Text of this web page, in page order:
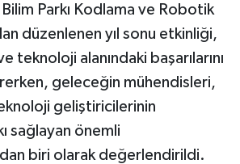
Parkı Kodlama ve Robotik
düzenlenen yıl sonu etkinliği,
teknoloji alanındaki başarılarını
geleceğin mühendisleri,
geliştiricilerinin
sağlayan önemli
biri olarak değerlendirildi.